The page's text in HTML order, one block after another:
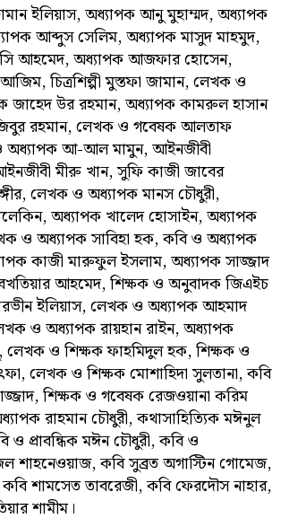
ইলিয়াস, অধ্যাপক আনু মুহাম্মদ, অধ্যাপক
আব্দুস সেলিম, অধ্যাপক মাসুদ মাহমুদ,
আহমেদ, অধ্যাপক আজফার হোসেন,
চিত্রশিল্পী মুস্তফা জামান, লেখক ও
জাহেদ উর রহমান, অধ্যাপক কামরুল হাসান
রহমান, লেখক ও গবেষক আলতাফ
আ-আল মামুন, আইনজীবী
মীরু খান, সুফি কাজী জাবের
লেখক ও অধ্যাপক মানস চৌধুরী,
অধ্যাপক খালেদ হোসাইন, অধ্যাপক
ও অধ্যাপক সাবিহা হক, কবি ও অধ্যাপক
কাজী মারুফুল ইসলাম, অধ্যাপক সাজ্জাদ
বখতিয়ার আহমেদ, শিক্ষক ও অনুবাদক জিএইচ
ইলিয়াস, লেখক ও অধ্যাপক আহমাদ
ও অধ্যাপক রায়হান রাইন, অধ্যাপক
লেখক ও শিক্ষক ফাহমিদুল হক, শিক্ষক ও
লেখক ও শিক্ষক মোশাহিদা সুলতানা, কবি
শিক্ষক ও গবেষক রেজওয়ানা করিম
রাহমান চৌধুরী, কথাসাহিত্যিক মঈনুল
ও প্রাবন্ধিক মঈন চৌধুরী, কবি ও
শাহনেওয়াজ, কবি সুব্রত অগাস্টিন গোমেজ,
শামসেত তাবরেজী, কবি ফেরদৌস নাহার,
শামীম।